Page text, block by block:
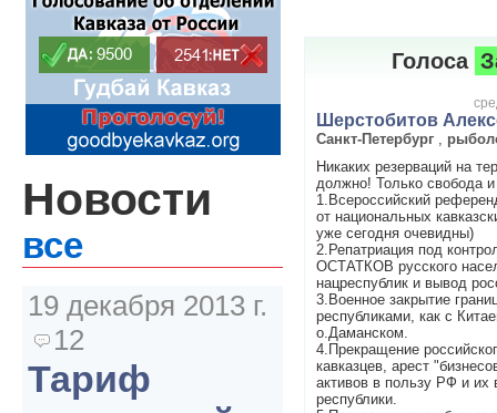
Голоса
Шерстобитов
Санкт-Петербург
Никаких резерваций на
должно! Только свобода
1.Всероссийский
от национальных
уже сегодня очевидны)
2.Репатриация под
ОСТАТКОВ русского
нацреспублик и вывод
3.Военное закрытие
республиками, как с
о.Даманском.
4.Прекращение
кавказцев, арест
активов в пользу РФ и их
республики.
Новости
все
19 декабря 2013 г.
12
Тариф